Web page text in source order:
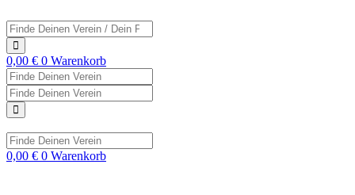
Inhalt
springen
Search
...
0,00 € 0 Warenkorb
Search
...Search
...
Search
...
0,00 € 0 Warenkorb